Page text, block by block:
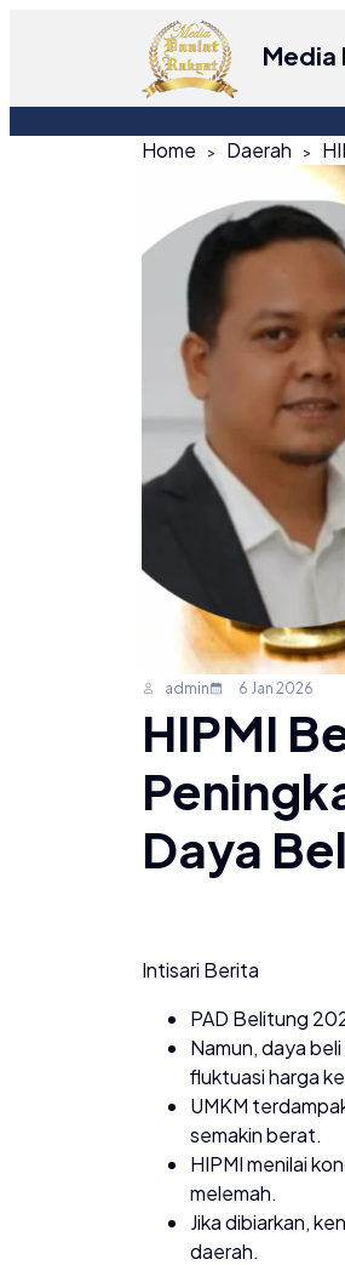
Media
Home
Daerah
admin 6 Jan 2026
HIPMI
Daya
Intisari Berita
PAD Belitung
Namun, daya
fluktuasi harga
UMKM
semakin berat.
HIPMI menilai
melemah.
Jika dibiarkan,
daerah.